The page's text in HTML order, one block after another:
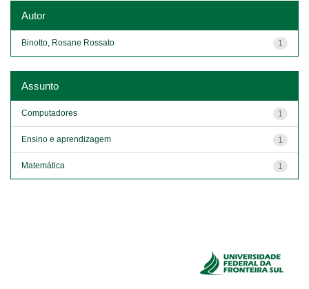
Autor
1
Binotto, Rosane Rossato
Assunto
1
Computadores
1
Ensino e aprendizagem
1
Matemática